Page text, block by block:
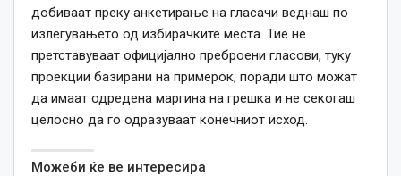
добиваат преку анкетирање на гласачи веднаш по
излегувањето од избирачките места. Тие не
претставуваат официјално преброени гласови, туку
проекции базирани на примерок, поради што можат
да имаат одредена маргина на грешка и не секогаш
целосно да го одразуваат конечниот исход.
Можеби ќе ве интересира